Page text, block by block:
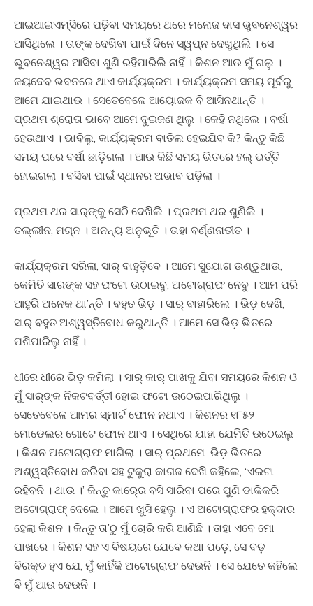
ଆଇଆଇଏମ୍‍ସିରେ ପଢ଼ିବା ସମୟରେ ଥରେ ମନୋଜ ଦାସ ଭୁବନେଶ୍ୱର
ଆସିଥିଲେ । ତାଙ୍କ ଦେଖିବା ପାଇଁ ଦିନେ ସ୍ୱପ୍ନ ଦେଖୁଥିଲି । ସେ
ଭୁବନେଶ୍ୱର ଆସିବା ଶୁଣି ରହିପାରିଲି ନାହିଁ । କିଶନ ଆଉ ମୁଁ ଗଲୁ ।
ଜୟଦେବ ଭବନରେ ଥାଏ କାର୍ଯ୍ୟକ୍ରମ । କାର୍ଯ୍ୟକ୍ରମ ସମୟ ପୂର୍ବରୁ
ଆମେ ଯାଇଥାଉ । ସେତେବେଳେ ଆୟୋଜକ ବି ଆସିନଥାନ୍ତି ।
ପ୍ରଥମ ଶ୍ରୋତା ଭାବେ ଆମେ ଦୁଇଜଣ ଥିଲୁ । କେହି ନଥିଲେ । ବର୍ଷା
ହେଉଥାଏ । ଭାବିଲୁ, କାର୍ଯ୍ୟକ୍ରମ ବାତିଲ ହେଇଯିବ କି? କିନ୍ତୁ କିଛି
ସମୟ ପରେ ବର୍ଷା ଛାଡି଼ଗଲା । ଆଉ କିଛି ସମୟ ଭିତରେ ହଲ୍‍ ଭର୍ତ୍ତି
ହୋଇଗଲା । ବସିବା ପାଇଁ ସ୍ଥାନର ଅଭାବ ପଡି଼ଲା ।
ପ୍ରଥମ ଥର ସାର୍‍ଙ୍କୁ ସେଠି ଦେଖିଲି । ପ୍ରଥମ ଥର ଶୁଣିଲି ।
ତଲ୍ଲୀନ, ମଗ୍ନ । ଅନନ୍ୟ ଅନୁଭୂତି । ତାହା ବର୍ଣ୍ଣନାତୀତ ।
କାର୍ଯ୍ୟକ୍ରମ ସରିଲା, ସାର୍‍ ବାହୁଡି଼ବେ । ଆମେ ସୁଯୋଗ ଉଣ୍ଡୁଥାଉ,
କେମିତି ସାରଙ୍କ ସହ ଫଟୋ ଉଠାଇବୁ, ଅଟୋଗ୍ରାଫ ନେବୁ । ଆମ ପରି
ଆହୁରି ଅନେକ ଥା’ନ୍ତି । ବହୁତ ଭିଡ଼ । ସାର୍‍ ବାହାରିଲେ । ଭିଡ଼ ଦେଖି,
ସାର୍‍ ବହୁତ ଅଶ୍ୱସ୍ତିବୋଧ କରୁଥାନ୍ତି । ଆମେ ସେ ଭିଡ଼ ଭିତରେ
ପଶିପାରିଲୁ ନାହିଁ ।
ଧୀରେ ଧୀରେ ଭିଡ଼ କମିଲା । ସାର୍‍ କାର୍‍ ପାଖକୁ ଯିବା ସମୟରେ କିଶନ ଓ
ମୁଁ ସାର୍‍ଙ୍କ ନିକଟବର୍ତ୍ତୀ ହୋଇ ଫଟୋ ଉଠେଇପାରିଥିଲୁ ।
ସେତେବେଳେ ଆମର ସ୍ମାର୍ଟ ଫୋନ ନଥାଏ । କିଶନର ୧୮୫୨
ମୋଡେଲର ଗୋଟେ ଫୋନ ଥାଏ । ସେଥିରେ ଯାହା ଯେମିତି ଉଠେଇଲୁ
। କିଶନ ଅଟୋଗ୍ରାଫ ମାଗିଲା । ସାର୍‍ ପ୍ରଥମେ ଭିଡ଼ ଭିତରେ
ଅଶ୍ୱସ୍ତିବୋଧ କରିବା ସହ ଟୁକୁରା କାଗଜ ଦେଖି କହିଲେ, ‘ଏଇଟା
ରହିବନି । ଥାଉ ।’ କିନ୍ତୁ କାର୍‍ରେ ବସି ସାରିବା ପରେ ପୁଣି ଡାକିକରି
ଅଟୋଗ୍ରାଫ୍‍ ଦେଲେ । ଆମେ ଖୁସି ହେଲୁ । ଏ ଅଟୋଗ୍ରାଫର ହକ୍‍ଦାର
ହେଲା କିଶନ । କିନ୍ତୁ ତା’ଠୁ ମୁଁ ଚୋରି କରି ଆଣିଛି । ତାହା ଏବେ ମୋ
ପାଖରେ । କିଶନ ସହ ଏ ବିଷୟରେ ଯେବେ କଥା ପଡ଼େ, ସେ ବଡ଼
ବିରକ୍ତ ହୁଏ ଯେ, ମୁଁ କାହିଁକି ଅଟୋଗ୍ରାଫ ଦେଉନି । ସେ ଯେତେ କହିଲେ
ବି ମୁଁ ଆଉ ଦେଉନି ।